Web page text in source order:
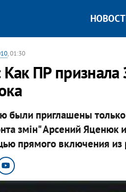
, 01:30
ПР
были приглашены
змін" Арсений Яценюк
прямого включения из